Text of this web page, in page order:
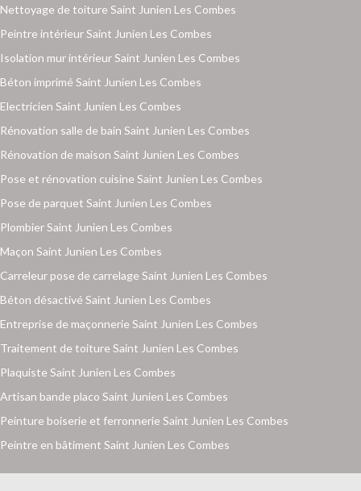
Nettoyage de toiture Saint Junien Les Combes
Peintre intérieur Saint Junien Les Combes
Isolation mur intérieur Saint Junien Les Combes
Béton imprimé Saint Junien Les Combes
Electricien Saint Junien Les Combes
Rénovation salle de bain Saint Junien Les Combes
Rénovation de maison Saint Junien Les Combes
Pose et rénovation cuisine Saint Junien Les Combes
Pose de parquet Saint Junien Les Combes
Plombier Saint Junien Les Combes
Maçon Saint Junien Les Combes
Carreleur pose de carrelage Saint Junien Les Combes
Béton désactivé Saint Junien Les Combes
Entreprise de maçonnerie Saint Junien Les Combes
Traitement de toiture Saint Junien Les Combes
Plaquiste Saint Junien Les Combes
Artisan bande placo Saint Junien Les Combes
Peinture boiserie et ferronnerie Saint Junien Les Combes
Peintre en bâtiment Saint Junien Les Combes